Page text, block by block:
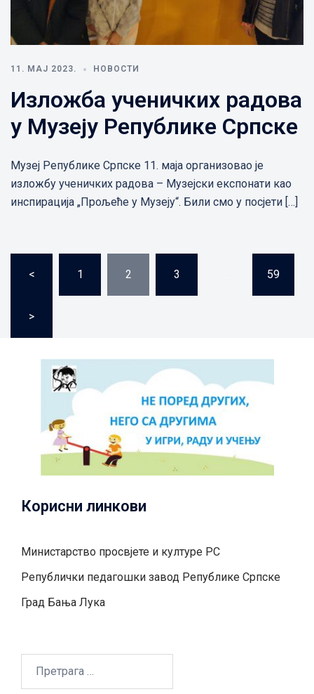
11. МАЈ 2023. НОВОСТИ
Изложба ученичких радова
у Музеју Републике Српске
Музеј Републике Српске 11. маја организовао је
изложбу ученичких радова – Музејски експонати као
инспирација „Прољеће у Музеју“. Били смо у посјети […]
чланака
< 1 2 3 59
>
Корисни линкови
Министарство просвјете и културе РС
Републички педагошки завод Републике Српске
Град Бањa Лукa